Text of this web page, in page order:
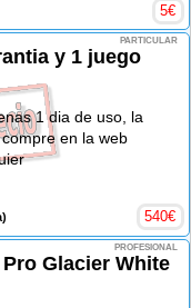
5€
PARTICULAR
y 1 juego
1 dia de uso, la
en la web
540€
PROFESIONAL
Glacier White